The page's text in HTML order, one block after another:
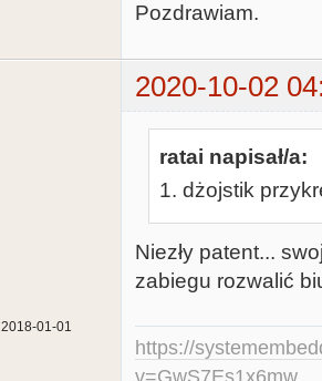
Pozdrawiam.
2020-10-02
2018-01-01
ratai napisał/a:
1. dżojstik
Niezły patent...
zabiegu rozwalić
https://
v=GwS7Es1x6mw